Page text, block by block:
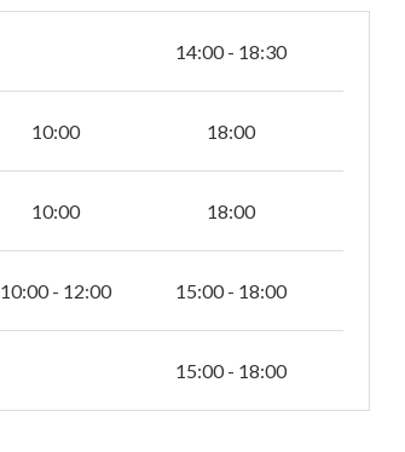
14:00 - 18:30
10:00 18:00
10:00 18:00
10:00 - 12:00 15:00 - 18:00
15:00 - 18:00